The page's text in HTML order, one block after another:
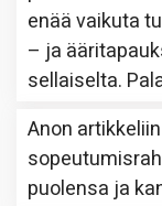
enää vaikuta
– ja
sellaiselta.
Anon artikkeliin
puolensa ja